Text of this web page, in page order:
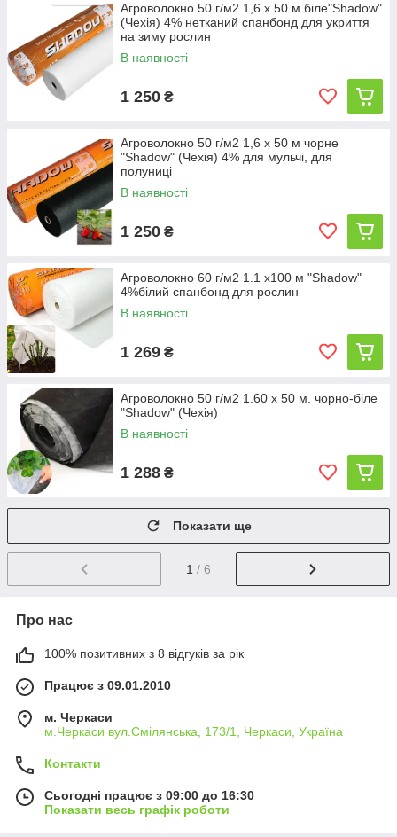
Агроволокно 50 г/м2 1,6 х 50 м біле"Shadow"
(Чехія) 4% нетканий спанбонд для укриття
на зиму рослин
В наявності
1 250 ₴
Агроволокно 50 г/м2 1,6 х 50 м чорне
"Shadow" (Чехія) 4% для мульчі, для
полуниці
В наявності
1 250 ₴
Агроволокно 60 г/м2 1.1 х100 м "Shadow"
4%білий спанбонд для рослин
В наявності
1 269 ₴
Агроволокно 50 г/м2 1.60 х 50 м. чорно-біле
"Shadow" (Чехія)
В наявності
1 288 ₴
Показати ще
1 / 6
Про нас
100% позитивних з 8 відгуків за рік
Працює з 09.01.2010
м. Черкаси
м.Черкаси вул.Смілянська, 173/1, Черкаси, Україна
Контакти
Сьогодні працює з 09:00 до 16:30
Показати весь графік роботи